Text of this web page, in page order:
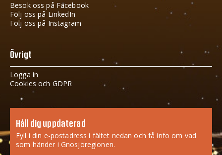
Besök oss på Facebook
Följ oss på LinkedIn
Följ oss på Instagram
Övrigt
Logga in
Cookies och GDPR
Håll dig uppdaterad
Fyll i din e-postadress i fältet nedan och få info om vad
som händer i Gnosjöregionen.